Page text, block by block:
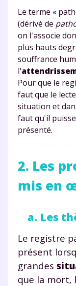
Le terme «
(dérivé de
on l'associe
plus hauts
souffrance
l'
Pour que le
faut que le
situation et
faut qu'il puisse
présenté.
2. Les
mis en
a. Les
Le registre
présent
grandes
que la mort,